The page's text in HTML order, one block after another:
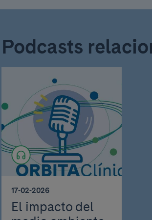
Podcasts
17-02-2026
El impacto del